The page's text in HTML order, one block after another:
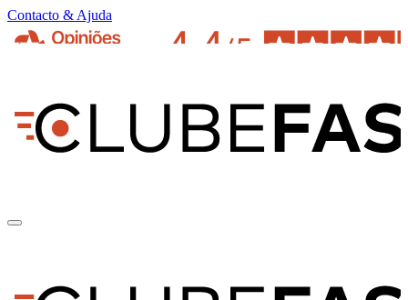
Contacto & Ajuda